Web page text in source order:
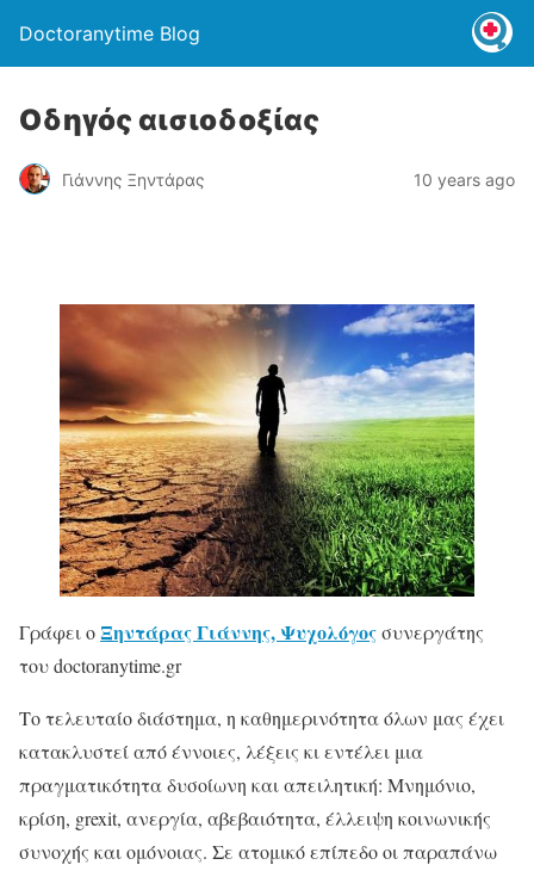
Doctoranytime Blog
Οδηγός αισιοδοξίας
Γιάννης Ξηντάρας 10 years ago
Γράφει οΞηντάρας Γιάννης, Ψυχολόγοςσυνεργάτης
του doctoranytime.gr
Το τελευταίο διάστημα, η καθημερινότητα όλων μας έχει
κατακλυστεί από έννοιες, λέξεις κι εντέλει μια
πραγματικότητα δυσοίωνη και απειλητική: Μνημόνιο,
κρίση, grexit, ανεργία, αβεβαιότητα, έλλειψη κοινωνικής
συνοχής και ομόνοιας. Σε ατομικό επίπεδο οι παραπάνω